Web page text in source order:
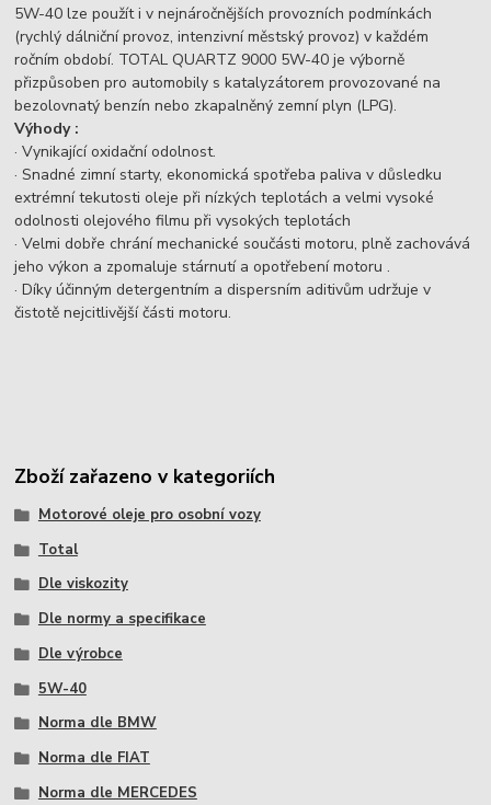
5W-40 lze použít i v nejnáročnějších provozních podmínkách
(rychlý dálniční provoz, intenzivní městský provoz) v každém
ročním období. TOTAL QUARTZ 9000 5W-40 je výborně
přizpůsoben pro automobily s katalyzátorem provozované na
bezolovnatý benzín nebo zkapalněný zemní plyn (LPG).
Výhody :
· Vynikající oxidační odolnost.
· Snadné zimní starty, ekonomická spotřeba paliva v důsledku
extrémní tekutosti oleje při nízkých teplotách a velmi vysoké
odolnosti olejového filmu při vysokých teplotách
· Velmi dobře chrání mechanické součásti motoru, plně zachovává
jeho výkon a zpomaluje stárnutí a opotřebení motoru .
· Díky účinným detergentním a dispersním aditivům udržuje v
čistotě nejcitlivější části motoru.
Zboží zařazeno v kategoriích
Motorové oleje pro osobní vozy
Total
Dle viskozity
Dle normy a specifikace
Dle výrobce
5W-40
Norma dle BMW
Norma dle FIAT
Norma dle MERCEDES